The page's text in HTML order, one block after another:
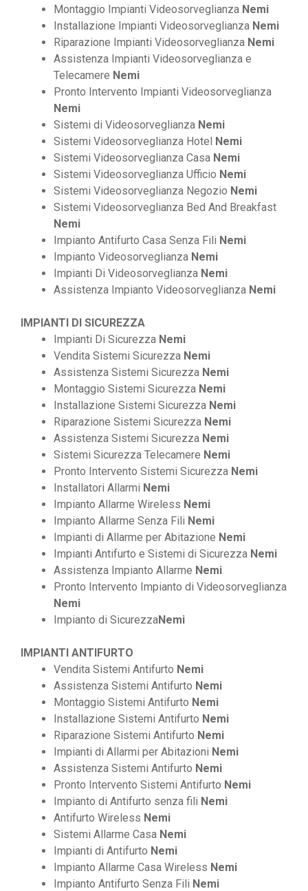
Montaggio Impianti Videosorveglianza Nemi
Installazione Impianti Videosorveglianza Nemi
Riparazione Impianti Videosorveglianza Nemi
Assistenza Impianti Videosorveglianza e
Telecamere Nemi
Pronto Intervento Impianti Videosorveglianza
Nemi
Sistemi di Videosorveglianza Nemi
Sistemi Videosorveglianza Hotel Nemi
Sistemi Videosorveglianza Casa Nemi
Sistemi Videosorveglianza Ufficio Nemi
Sistemi Videosorveglianza Negozio Nemi
Sistemi Videosorveglianza Bed And Breakfast
Nemi
Impianto Antifurto Casa Senza Fili Nemi
Impianto Videosorveglianza Nemi
Impianti Di Videosorveglianza Nemi
Assistenza Impianto Videosorveglianza Nemi
IMPIANTI DI SICUREZZA
Impianti Di Sicurezza Nemi
Vendita Sistemi Sicurezza Nemi
Assistenza Sistemi Sicurezza Nemi
Montaggio Sistemi Sicurezza Nemi
Installazione Sistemi Sicurezza Nemi
Riparazione Sistemi Sicurezza Nemi
Assistenza Sistemi Sicurezza Nemi
Sistemi Sicurezza Telecamere Nemi
Pronto Intervento Sistemi Sicurezza Nemi
Installatori Allarmi Nemi
Impianto Allarme Wireless Nemi
Impianto Allarme Senza Fili Nemi
Impianti di Allarme per Abitazione Nemi
Impianti Antifurto e Sistemi di Sicurezza Nemi
Assistenza Impianto Allarme Nemi
Pronto Intervento Impianto di Videosorveglianza
Nemi
Impianto di SicurezzaNemi
IMPIANTI ANTIFURTO
Vendita Sistemi Antifurto Nemi
Assistenza Sistemi Antifurto Nemi
Montaggio Sistemi Antifurto Nemi
Installazione Sistemi Antifurto Nemi
Riparazione Sistemi Antifurto Nemi
Impianti di Allarmi per Abitazioni Nemi
Assistenza Sistemi Antifurto Nemi
Pronto Intervento Sistemi Antifurto Nemi
Impianto di Antifurto senza fili Nemi
Antifurto Wireless Nemi
Sistemi Allarme Casa Nemi
Impianti di Antifurto Nemi
Impianto Allarme Casa Wireless Nemi
Impianto Antifurto Senza Fili Nemi